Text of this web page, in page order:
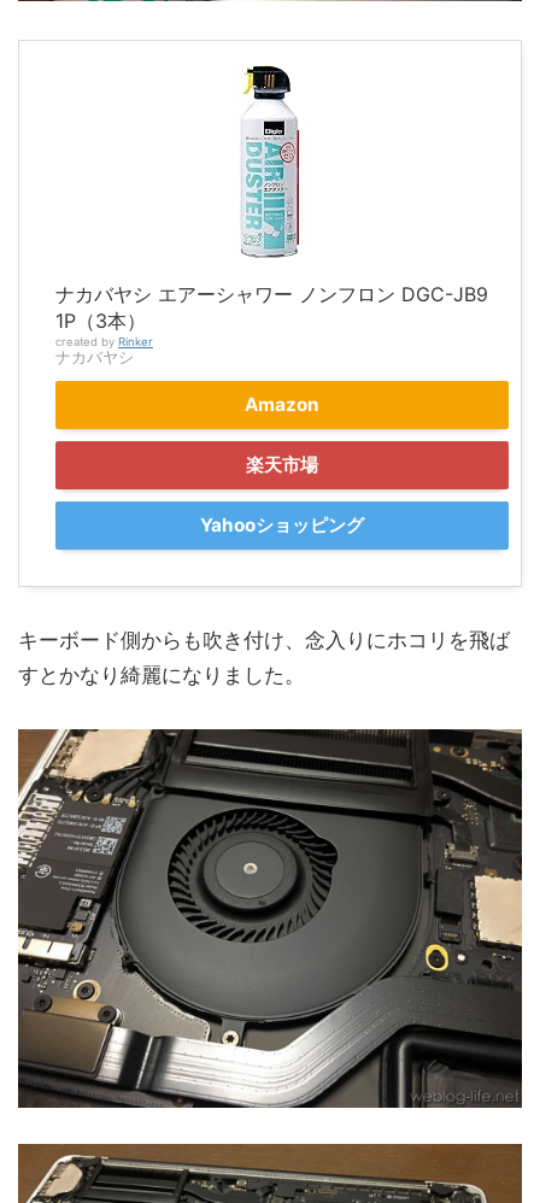
ナカバヤシ エアーシャワー ノンフロン DGC-JB9
1P（3本）
created by Rinker
ナカバヤシ
Amazon
楽天市場
Yahooショッピング
キーボード側からも吹き付け、念入りにホコリを飛ば
すとかなり綺麗になりました。